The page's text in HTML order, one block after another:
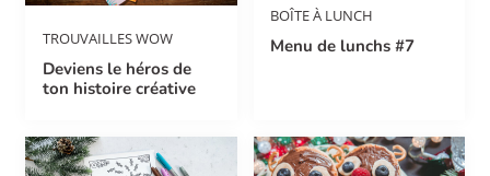
TROUVAILLES WOW
Deviens le héros de
ton histoire créative
BOÎTE À LUNCH
Menu de lunchs #7